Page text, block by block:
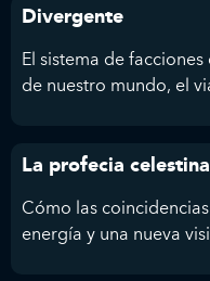
Divergente
El sistema de
de nuestro mundo, el
La profecia celestina
Cómo las
energía y una nueva